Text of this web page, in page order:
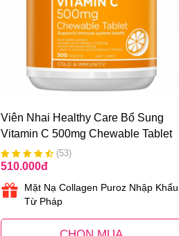
Viên Nhai Healthy Care Bổ Sung
Vitamin C 500mg Chewable Tablet
300 Viên Của Úc
(53)
510.000đ
Mặt Nạ Collagen Puroz Nhập Khẩu
Từ Pháp